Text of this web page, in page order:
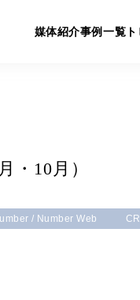
媒体紹介事例一覧
・10月）
/ Number Web